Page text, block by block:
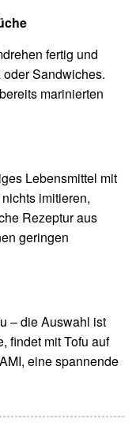
fertig und
Sandwiches.
marinierten
Lebensmittel mit
imitieren,
Rezeptur aus
geringen
– die Auswahl ist
findet mit Tofu auf
eine spannende